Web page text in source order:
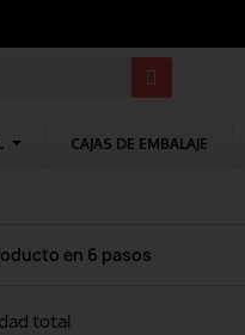
CAJAS DE EMBALAJE
en 6 pasos
total